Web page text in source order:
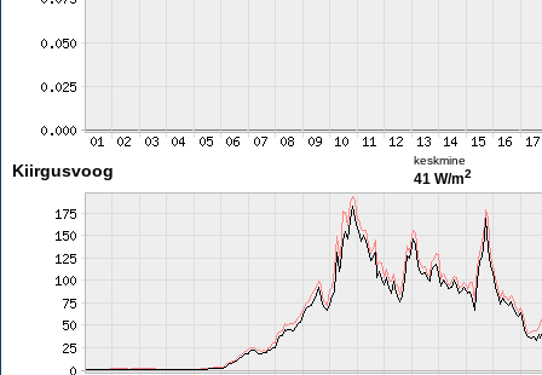
Kiirgusvoog
keskmine
41 W/m2